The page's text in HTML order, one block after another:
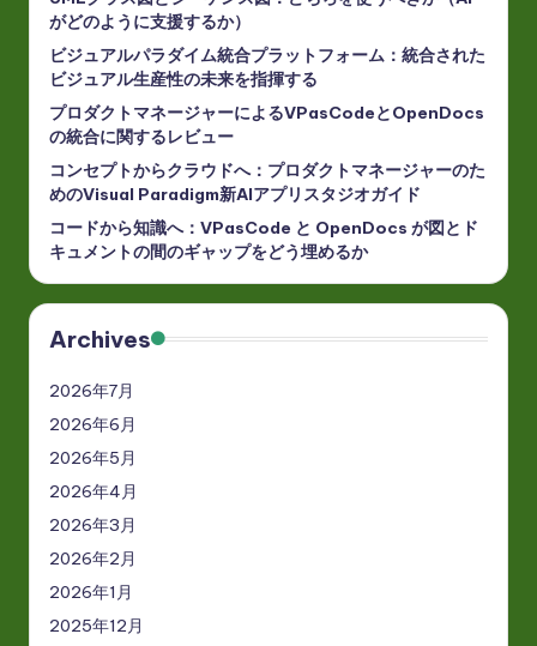
がどのように支援するか）
ビジュアルパラダイム統合プラットフォーム：統合された
ビジュアル生産性の未来を指揮する
プロダクトマネージャーによるVPasCodeとOpenDocs
の統合に関するレビュー
コンセプトからクラウドへ：プロダクトマネージャーのた
めのVisual Paradigm新AIアプリスタジオガイド
コードから知識へ：VPasCode と OpenDocs が図とド
キュメントの間のギャップをどう埋めるか
Archives
2026年7月
2026年6月
2026年5月
2026年4月
2026年3月
2026年2月
2026年1月
2025年12月